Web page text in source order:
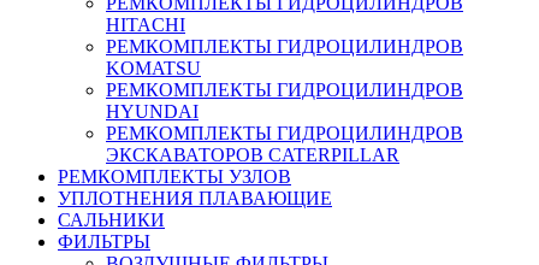
HITACHI
РЕМКОМПЛЕКТЫ ГИДРОЦИЛИНДРОВ
KOMATSU
РЕМКОМПЛЕКТЫ ГИДРОЦИЛИНДРОВ
HYUNDAI
РЕМКОМПЛЕКТЫ ГИДРОЦИЛИНДРОВ
ЭКСКАВАТОРОВ CATERPILLAR
РЕМКОМПЛЕКТЫ УЗЛОВ
УПЛОТНЕНИЯ ПЛАВАЮЩИЕ
САЛЬНИКИ
ФИЛЬТРЫ